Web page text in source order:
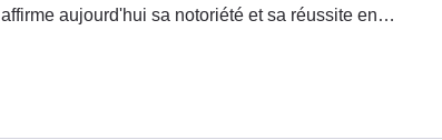
affirme aujourd'hui sa notoriété et sa réussite en